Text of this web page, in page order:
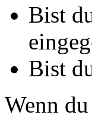
Bist
Bist
Wenn